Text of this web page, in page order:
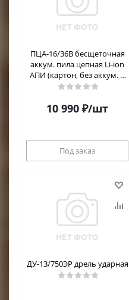
ПЦА-16/36В бесщеточная
аккум. пила цепная Li-ion
АПИ (картон, без аккум. и
ЗУ)
10 990 ₽/шт
Под заказ
ДУ-13/750ЭР дрель ударная